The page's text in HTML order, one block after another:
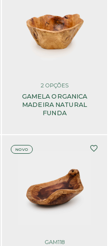
2 OPÇÕES
GAMELA ORGANICA
MADEIRA NATURAL
FUNDA
NOVO
GAM118